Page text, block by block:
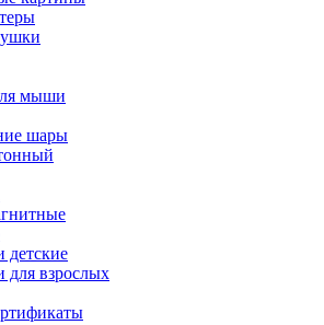
мыши
шары
детские
для взрослых